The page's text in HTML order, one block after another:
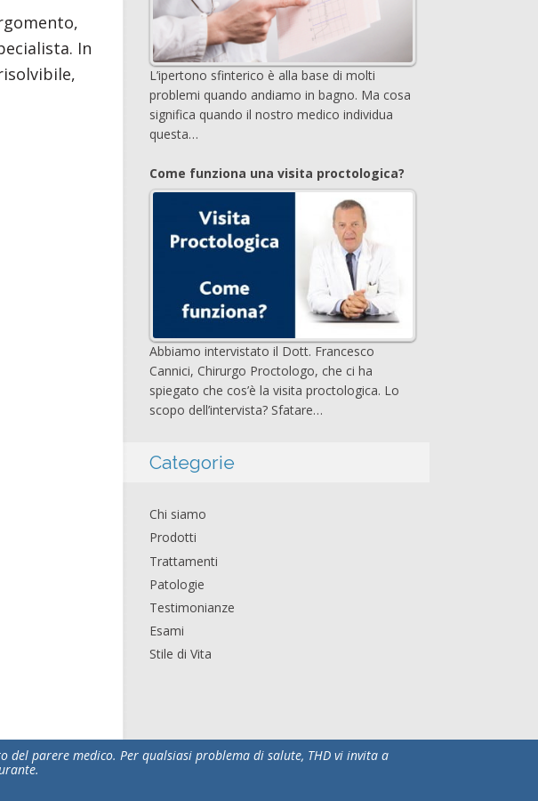
In
L’ipertono sfinterico è alla base di molti
problemi quando andiamo in bagno. Ma cosa
significa quando il nostro medico individua
questa…
Come funziona una visita proctologica?
Abbiamo intervistato il Dott. Francesco
Cannici, Chirurgo Proctologo, che ci ha
spiegato che cos’è la visita proctologica. Lo
scopo dell’intervista? Sfatare…
Categorie
Chi siamo
Prodotti
Trattamenti
Patologie
Testimonianze
Esami
Stile di Vita
parere medico. Per qualsiasi problema di salute, THD vi invita a